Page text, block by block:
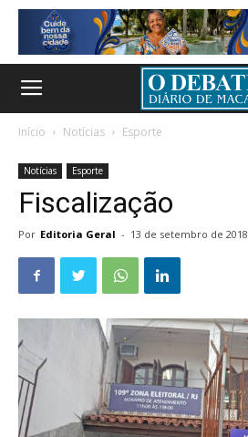
Início Notícias Esporte
Notícias Esporte
Fiscalização
Por Editoria Geral - 13 de setembro de 2018